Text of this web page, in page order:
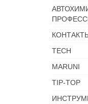
TECH
MARUNI
TIP-TOP